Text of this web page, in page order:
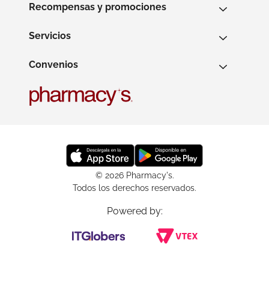
Recompensas y promociones
Servicios
Convenios
© 2026 Pharmacy's.
Todos los derechos reservados.
Powered by: